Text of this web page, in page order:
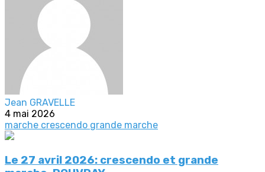
Jean GRAVELLE
4 mai 2026
marche crescendo grande marche
Le 27 avril 2026: crescendo et grande